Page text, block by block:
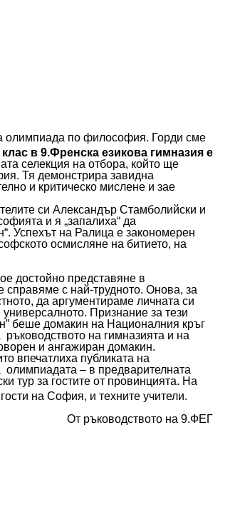
олимпиада по философия. Горди сме
клас в 9.Френска езикова гимназия е
селекция на отбора, който ще
Тя демонстрира завидна
и критическо мислене и зае
си Александър Стамболийски и
и я „запалиха“ да
Успехът на Ралица е закономерен
осмисляне на битието, на
достойно представяне в
с най-трудното. Онова, за
да аргументираме личната си
Признание за тези
беше домакин на Националния кръг
на гимназията и на
и ангажиран домакин.
впечатлиха публиката на
олимпиадата – в предварителната
тур за гостите от провинцията. На
на София, и техните учители.
От ръководството на 9.ФЕГ